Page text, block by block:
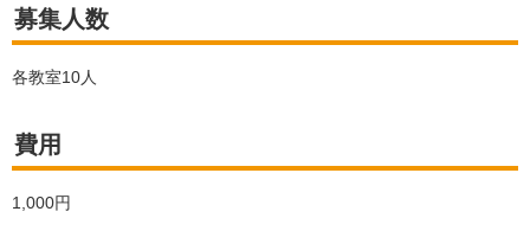
募集人数
各教室10人
費用
1,000円